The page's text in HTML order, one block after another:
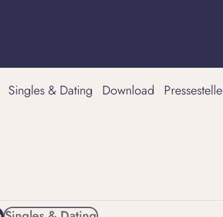
Singles & Dating Download Pressestelle